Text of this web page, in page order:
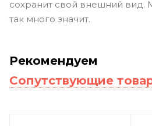
сохранит свой внешний вид.
так много значит.
Рекомендуем
Сопутствующие